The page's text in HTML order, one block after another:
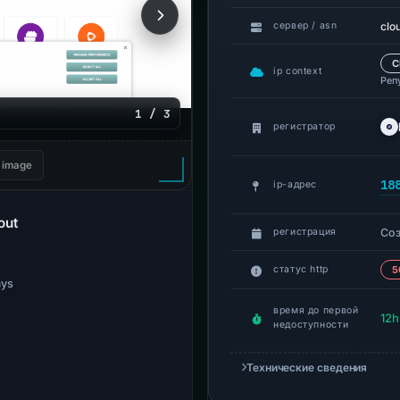
1 / 3
сервер / asn
ip context
регистратор
ip-адрес
регистрация
статус http
время до первой
недоступности
12h
Технические сведения